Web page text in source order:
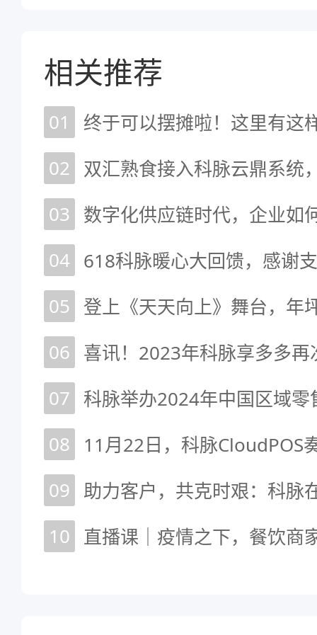
相关推荐
01
终于可以摆摊啦！这里有这
02
03
数字化供应链时代，企业如
04 618科脉暖心大回馈，感谢
05
06
07
08
09 助力客户，共克时艰：科脉
10 直播课｜疫情之下，餐饮商